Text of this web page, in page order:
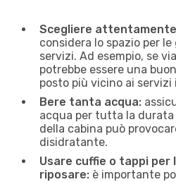
Scegliere
considera lo spazio per
servizi. Ad esempio, se
potrebbe essere una
posto più vicino ai servizi
Bere tanta acqua:
acqua per tutta la durata
della cabina può
disidratante.
Usare cuffie o tappi per
riposare: è importante